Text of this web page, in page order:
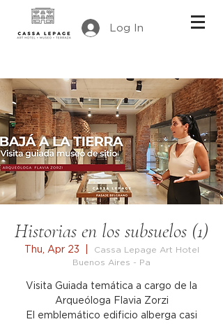
Log In
Historias en los subsuelos (1)
Thu, Apr 23
Cassa Lepage Art Hotel
Buenos Aires - Pa
Visita Guiada temática a cargo de la
Arqueóloga Flavia Zorzi
El emblemático edificio alberga casi